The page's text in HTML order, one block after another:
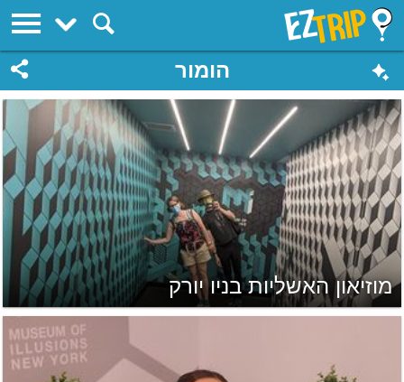
EZTrip
הומור
מוזיאון האשליות בניו יורק